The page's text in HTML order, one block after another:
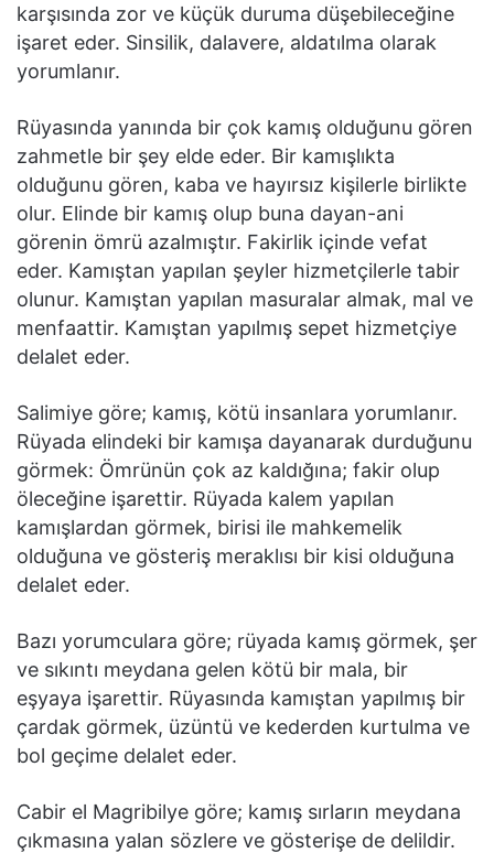
karşısında zor ve küçük duruma düşebileceğine
işaret eder. Sinsilik, dalavere, aldatılma olarak
yorumlanır.
Rüyasında yanında bir çok kamış olduğunu gören
zahmetle bir şey elde eder. Bir kamışlıkta
olduğunu gören, kaba ve hayırsız kişilerle birlikte
olur. Elinde bir kamış olup buna dayan-ani
görenin ömrü azalmıştır. Fakirlik içinde vefat
eder. Kamıştan yapılan şeyler hizmetçilerle tabir
olunur. Kamıştan yapılan masuralar almak, mal ve
menfaattir. Kamıştan yapılmış sepet hizmetçiye
delalet eder.
Salimiye göre; kamış, kötü insanlara yorumlanır.
Rüyada elindeki bir kamışa dayanarak durduğunu
görmek: Ömrünün çok az kaldığına; fakir olup
öleceğine işarettir. Rüyada kalem yapılan
kamışlardan görmek, birisi ile mahkemelik
olduğuna ve gösteriş meraklısı bir kisi olduğuna
delalet eder.
Bazı yorumculara göre; rüyada kamış görmek, şer
ve sıkıntı meydana gelen kötü bir mala, bir
eşyaya işarettir. Rüyasında kamıştan yapılmış bir
çardak görmek, üzüntü ve kederden kurtulma ve
bol geçime delalet eder.
Cabir el Magribilye göre; kamış sırların meydana
çıkmasına yalan sözlere ve gösterişe de delildir.